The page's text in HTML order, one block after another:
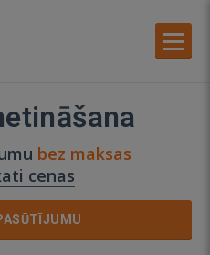
bez maksas
cenas